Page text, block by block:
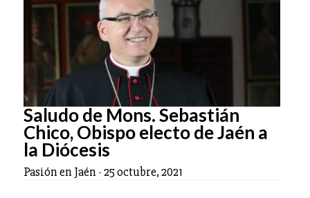
Saludo de Mons. Sebastián
Chico, Obispo electo de Jaén a
la Diócesis
Pasión en Jaén -25 octubre, 2021